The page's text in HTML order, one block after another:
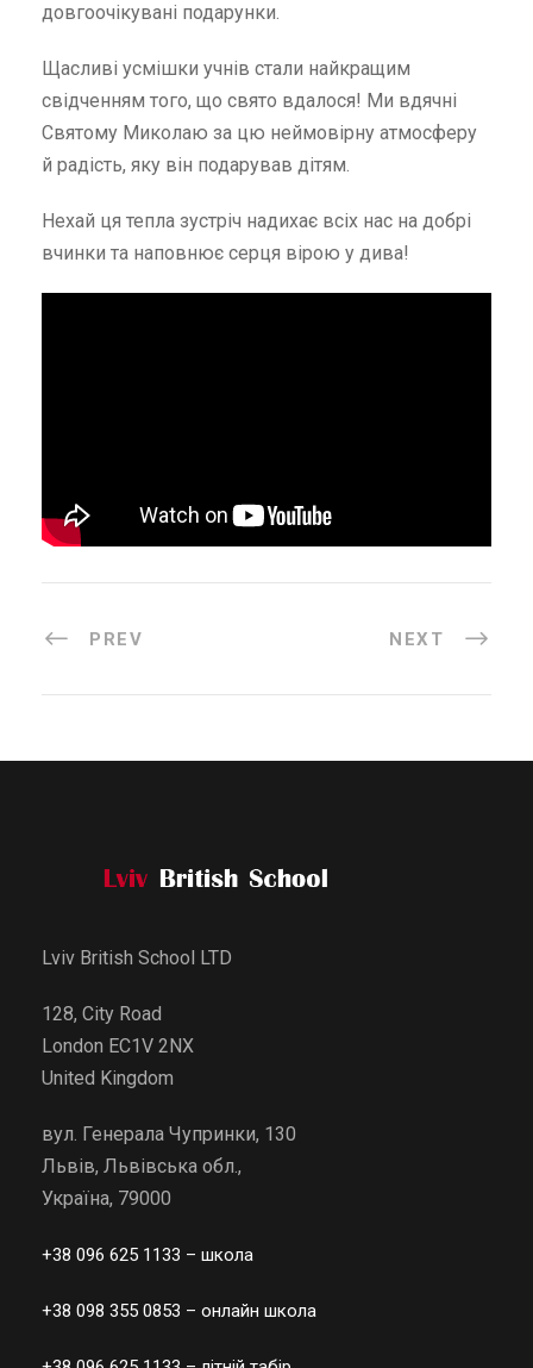
довгоочікувані подарунки.
Щасливі усмішки учнів стали найкращим
свідченням того, що свято вдалося! Ми вдячні
Святому Миколаю за цю неймовірну атмосферу
й радість, яку він подарував дітям.
Нехай ця тепла зустріч надихає всіх нас на добрі
вчинки та наповнює серця вірою у дива!
PREV NEXT
Lviv British School LTD
128, City Road
London EC1V 2NX
United Kingdom
вул. Генерала Чупринки, 130
Львів, Львівська обл.,
Україна, 79000
+38 096 625 1133 – школа
+38 098 355 0853 – онлайн школа